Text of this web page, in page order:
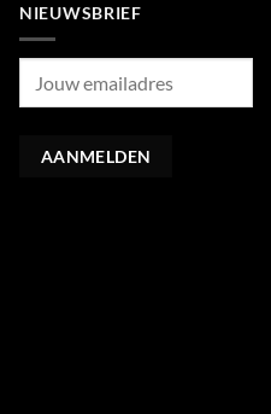
NIEUWSBRIEF